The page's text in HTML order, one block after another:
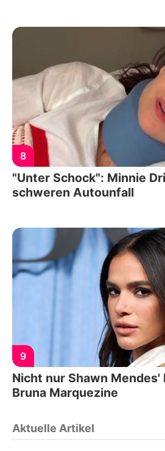
8
"Unter Schock": Minnie
schweren Autounfall
9
Nicht nur Shawn Mendes'
Bruna Marquezine
Aktuelle Artikel